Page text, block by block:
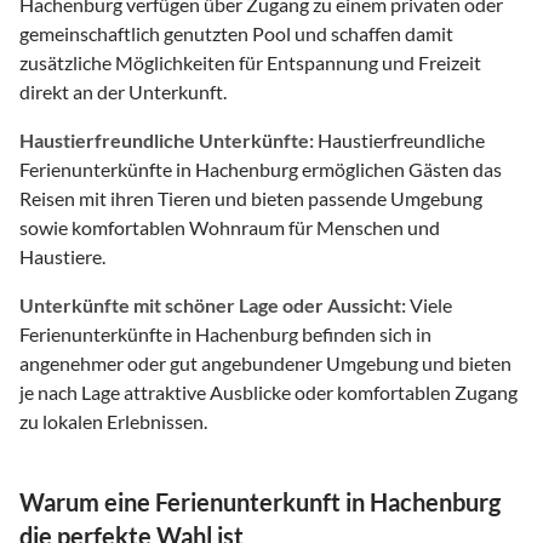
gemeinschaftlich genutzten Pool und schaffen damit
zusätzliche Möglichkeiten für Entspannung und Freizeit
direkt an der Unterkunft.
Haustierfreundliche Unterkünfte: Haustierfreundliche
Ferienunterkünfte in Hachenburg ermöglichen Gästen das
Reisen mit ihren Tieren und bieten passende Umgebung
sowie komfortablen Wohnraum für Menschen und
Haustiere.
Unterkünfte mit schöner Lage oder Aussicht:Viele
Ferienunterkünfte in Hachenburg befinden sich in
angenehmer oder gut angebundener Umgebung und bieten
je nach Lage attraktive Ausblicke oder komfortablen Zugang
zu lokalen Erlebnissen.
Warum eine Ferienunterkunft in Hachenburg
die perfekte Wahl ist